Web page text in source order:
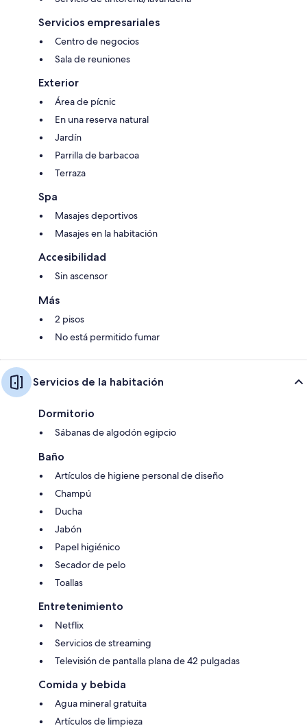
Servicios empresariales
Centro de negocios
Sala de reuniones
Exterior
Área de pícnic
En una reserva natural
Jardín
Parrilla de barbacoa
Terraza
Spa
Masajes deportivos
Masajes en la habitación
Accesibilidad
Sin ascensor
Más
2 pisos
No está permitido fumar
Servicios de la habitación
Dormitorio
Sábanas de algodón egipcio
Baño
Artículos de higiene personal de diseño
Champú
Ducha
Jabón
Papel higiénico
Secador de pelo
Toallas
Entretenimiento
Netflix
Servicios de streaming
Televisión de pantalla plana de 42 pulgadas
Comida y bebida
Agua mineral gratuita
Artículos de limpieza